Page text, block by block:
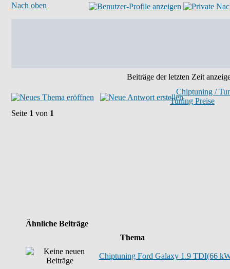
Nach oben
Beiträge der letzten Zeit
Chiptuning /
Tuning Preise
Seite 1 von 1
Ähnliche Beiträge
Thema
Chiptuning Ford Galaxy 1.9 TDI(66